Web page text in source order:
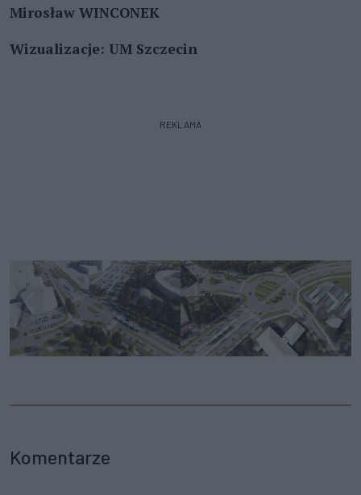
Mirosław WINCONEK
Wizualizacje: UM Szczecin
REKLAMA
Komentarze